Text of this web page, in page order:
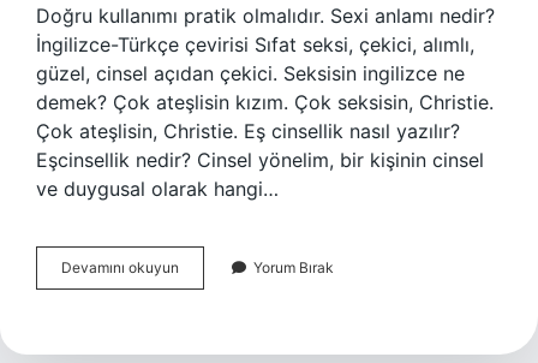
Doğru kullanımı pratik olmalıdır. Sexi anlamı nedir?
İngilizce-Türkçe çevirisi Sıfat seksi, çekici, alımlı,
güzel, cinsel açıdan çekici. Seksisin ingilizce ne
demek? Çok ateşlisin kızım. Çok seksisin, Christie.
Çok ateşlisin, Christie. Eş cinsellik nasıl yazılır?
Eşcinsellik nedir? Cinsel yönelim, bir kişinin cinsel
ve duygusal olarak hangi…
Devamını okuyun
Nasıl
Yorum Bırak